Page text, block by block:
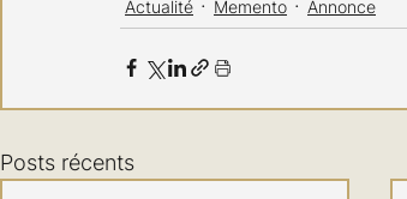
Actualité Memento Annonce
Posts récents